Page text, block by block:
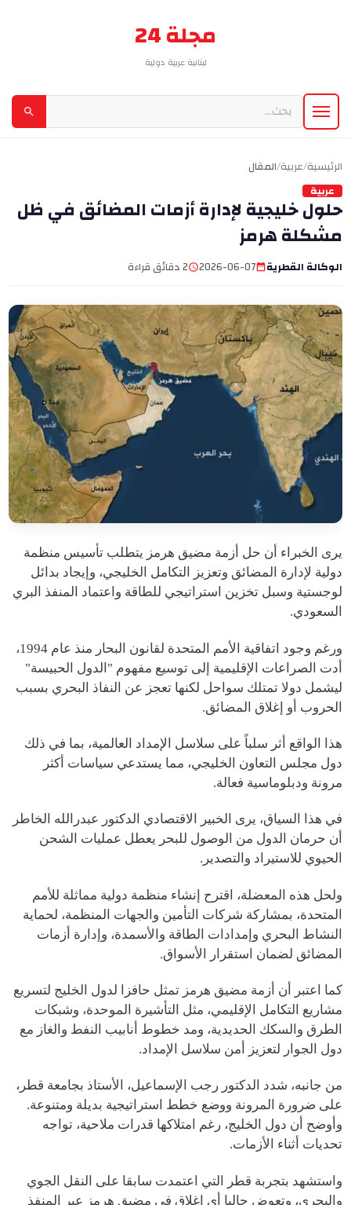
مجلة 24
لبنانية عربية دولية
الرئيسية/عربية/المقال
عربية
حلول خليجية لإدارة أزمات المضائق في ظل
مشكلة هرمز
الوكالة القطرية 2026-06-07 2 دقائق قراءة
يرى الخبراء أن حل أزمة مضيق هرمز يتطلب تأسيس منظمة
دولية لإدارة المضائق وتعزيز التكامل الخليجي، وإيجاد بدائل
لوجستية وسبل تخزين استراتيجي للطاقة واعتماد المنفذ البري
السعودي.
ورغم وجود اتفاقية الأمم المتحدة لقانون البحار منذ عام 1994،
أدت الصراعات الإقليمية إلى توسيع مفهوم "الدول الحبيسة"
ليشمل دولا تمتلك سواحل لكنها تعجز عن النفاذ البحري بسبب
الحروب أو إغلاق المضائق.
هذا الواقع أثر سلباً على سلاسل الإمداد العالمية، بما في ذلك
دول مجلس التعاون الخليجي، مما يستدعي سياسات أكثر
مرونة ودبلوماسية فعالة.
في هذا السياق، يرى الخبير الاقتصادي الدكتور عبدرالله الخاطر
أن حرمان الدول من الوصول للبحر يعطل عمليات الشحن
الحيوي للاستيراد والتصدير.
ولحل هذه المعضلة، اقترح إنشاء منظمة دولية مماثلة للأمم
المتحدة، بمشاركة شركات التأمين والجهات المنظمة، لحماية
النشاط البحري وإمدادات الطاقة والأسمدة، وإدارة أزمات
المضائق لضمان استقرار الأسواق.
كما اعتبر أن أزمة مضيق هرمز تمثل حافزا لدول الخليج لتسريع
مشاريع التكامل الإقليمي، مثل التأشيرة الموحدة، وشبكات
الطرق والسكك الحديدية، ومد خطوط أنابيب النفط والغاز مع
دول الجوار لتعزيز أمن سلاسل الإمداد.
من جانبه، شدد الدكتور رجب الإسماعيل، الأستاذ بجامعة قطر،
على ضرورة المرونة ووضع خطط استراتيجية بديلة ومتنوعة.
وأوضح أن دول الخليج، رغم امتلاكها قدرات ملاحية، تواجه
تحديات أثناء الأزمات.
واستشهد بتجربة قطر التي اعتمدت سابقا على النقل الجوي
والبحري، وتعوض حاليا أي إغلاق في مضيق هرمز عبر المنفذ